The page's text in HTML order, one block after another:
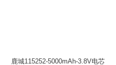
鹿城115252-5000mAh-3.8V电芯